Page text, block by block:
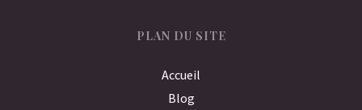
PLAN DU SITE
Accueil
Blog